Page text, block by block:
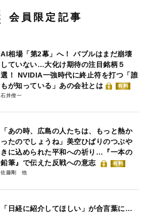
会員限定記事
AI相場「第2幕」へ！ バブルはまだ崩壊
していない…大化け期待の注目銘柄５
選！ NVIDIA一強時代に終止符を打つ「誰
もが知っている」あの会社とは
有料
石井僚一
「あの時、広島の人たちは、もっと熱か
ったのでしょうね」美空ひばりのつぶや
きに込められた平和への祈り…『一本の
鉛筆』で伝えた反戦への意志
有料
佐藤剛
「日経に紹介してほしい」が合言葉に…